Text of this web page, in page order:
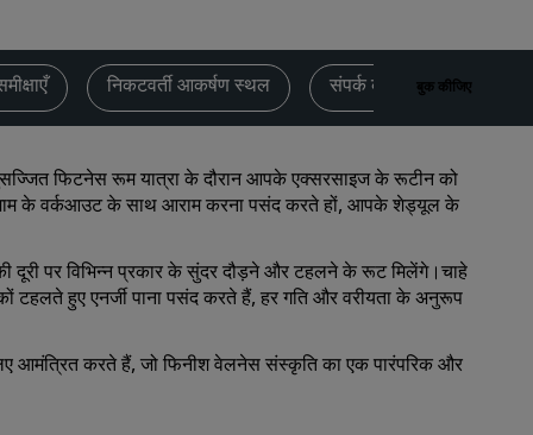
सिटी सेंटर होटल
हमारा ब्लॉग देखें
Radisson Rewards
लाभ
पॉइंटों का उपयोग कैसे करें
Bookers and Planners
निकटवर्ती आकर्षण स्थल संपर्क करें बुक कीजिए
फिटनेस रूम यात्रा के दौरान आपके एक्सरसाइज के रूटीन को
शाम के वर्कआउट के साथ आराम करना पसंद करते हों, आपके शेड्यूल के
पर विभिन्न प्रकार के सुंदर दौड़ने और टहलने के रूट मिलेंगे।चाहे
हुए एनर्जी पाना पसंद करते हैं, हर गति और वरीयता के अनुरूप
आमंत्रित करते हैं, जो फिनीश वेलनेस संस्कृति का एक पारंपरिक और